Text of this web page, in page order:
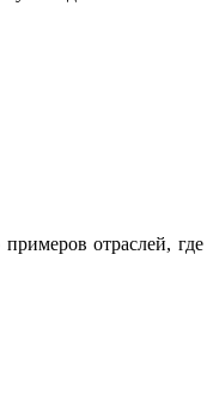
отраслей, где